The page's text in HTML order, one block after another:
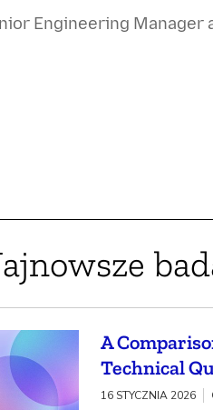
Engineering Manager
A
Technical
16 STYCZNIA 2026